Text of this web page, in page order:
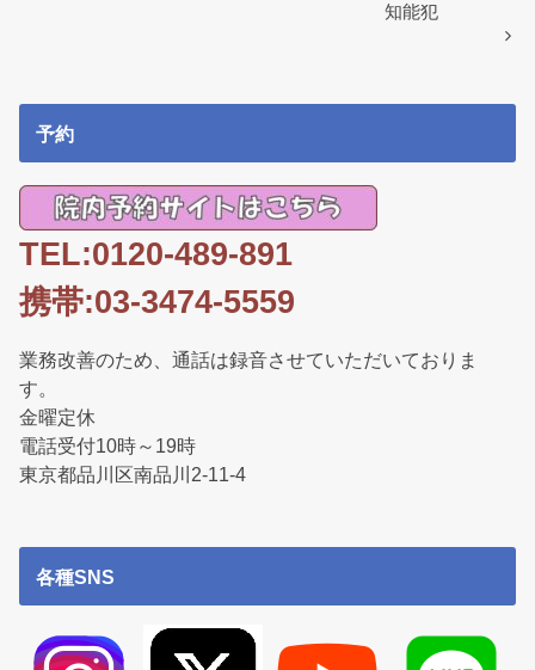
知能犯
予約
TEL:0120-489-891
携帯:03-3474-5559
業務改善のため、通話は録音させていただいておりま
す。
金曜定休
電話受付10時～19時
東京都品川区南品川2-11-4
各種SNS